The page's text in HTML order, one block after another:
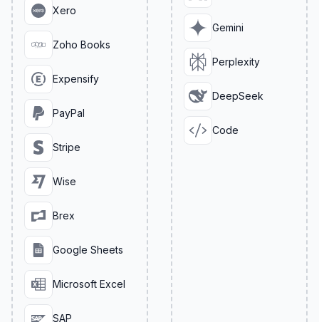
Xero
Zoho Books
Expensify
PayPal
Stripe
Wise
Brex
Google Sheets
Microsoft Excel
SAP
Gemini
Perplexity
DeepSeek
Code